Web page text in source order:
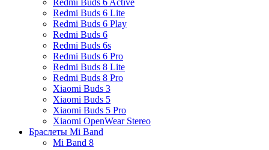
Redmi Buds 6 Active
Redmi Buds 6 Lite
Redmi Buds 6 Play
Redmi Buds 6
Redmi Buds 6s
Redmi Buds 6 Pro
Redmi Buds 8 Lite
Redmi Buds 8 Pro
Xiaomi Buds 3
Xiaomi Buds 5
Xiaomi Buds 5 Pro
Xiaomi OpenWear Stereo
Браслеты Mi Band
Mi Band 8